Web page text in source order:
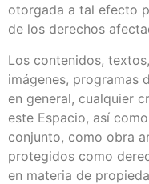
otorgada a tal efecto
de los derechos
Los contenidos,
imágenes, programas
en general, cualquier
este Espacio, así
conjunto, como obra
protegidos como
en materia de